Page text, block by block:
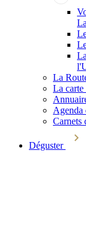
La
La carte
Agenda
Carnets
Déguster